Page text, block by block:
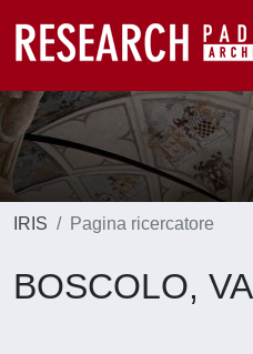
IRIS Pagina ricercatore
BOSCOLO,